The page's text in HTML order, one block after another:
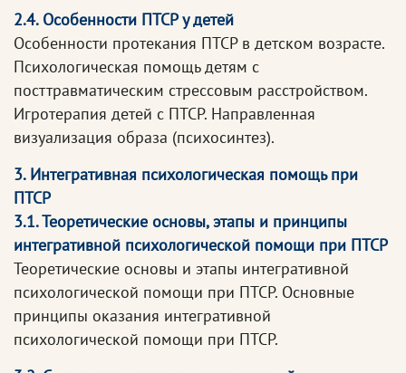
2.4. Особенности ПТСР у детей
Особенности протекания ПТСР в детском возрасте.
Психологическая помощь детям с
посттравматическим стрессовым расстройством.
Игротерапия детей с ПТСР. Направленная
визуализация образа (психосинтез).
3. Интегративная психологическая помощь при
ПТСР
3.1. Теоретические основы, этапы и принципы
интегративной психологической помощи при ПТСР
Теоретические основы и этапы интегративной
психологической помощи при ПТСР. Основные
принципы оказания интегративной
психологической помощи при ПТСР.